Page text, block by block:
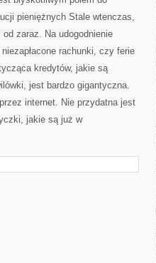
SĄ
DO
pieniężnych Stale wtenczas,
zaraz. Na udogodnienie
rachunki, czy ferie
kredytów, jakie są
jest bardzo gigantyczna.
internet. Nie przydatna jest
jakie są już w